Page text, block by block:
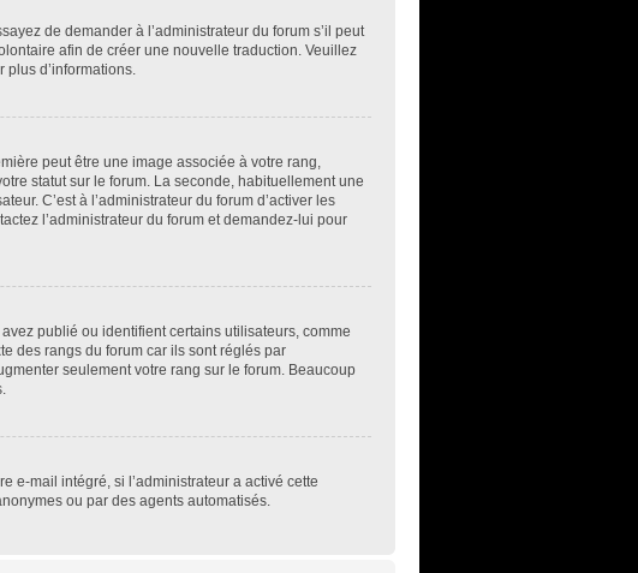
de demander à l’administrateur du forum s’il peut
afin de créer une nouvelle traduction. Veuillez
d’informations.
peut être une image associée à votre rang,
statut sur le forum. La seconde, habituellement une
C’est à l’administrateur du forum d’activer les
l’administrateur du forum et demandez-lui pour
publié ou identifient certains utilisateurs, comme
des rangs du forum car ils sont réglés par
seulement votre rang sur le forum. Beaucoup
e-mail intégré, si l’administrateur a activé cette
ou par des agents automatisés.